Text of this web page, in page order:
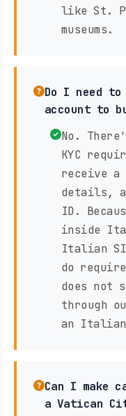
like St.
museums.
Do I need to
account to
No.
KYC
receive a
details,
ID.
inside
Italian
do
does not
through
an Italian
Can I make
a Vatican